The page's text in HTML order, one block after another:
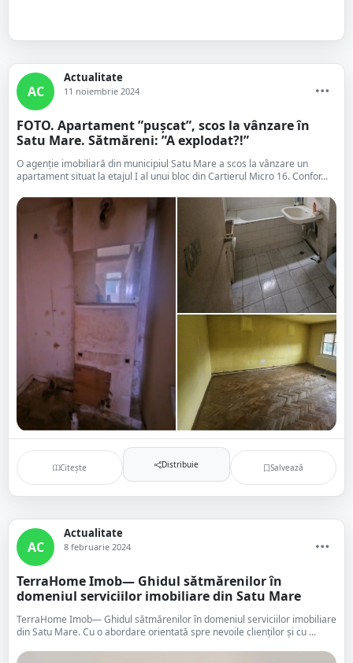
AC
Actualitate
11 noiembrie 2024
FOTO. Apartament ”pușcat”, scos la vânzare în
Satu Mare. Sătmăreni: ”A explodat?!”
O agenție imobiliară din municipiul Satu Mare a scos la vânzare un
apartament situat la etajul I al unui bloc din Cartierul Micro 16. Confor...
Citește Distribuie Salvează
AC
Actualitate
8 februarie 2024
TerraHome Imob— Ghidul sătmărenilor în
domeniul serviciilor imobiliare din Satu Mare
TerraHome Imob— Ghidul sătmărenilor în domeniul serviciilor imobiliare
din Satu Mare. Cu o abordare orientată spre nevoile clienților și cu ...